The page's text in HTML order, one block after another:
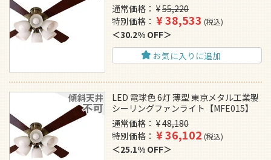
通常価格
¥55,220
特別価格
¥38,533 税込
30.2% OFF
お気に入りに追加
LED 電球色 6灯 薄型 東京メタル工業製
シーリングファンライト【MFE015】
通常価格
¥48,180
特別価格
¥36,102 税込
25.1% OFF